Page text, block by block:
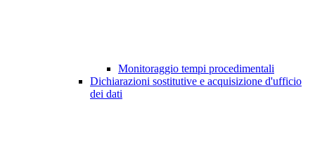
Monitoraggio tempi procedimentali
Dichiarazioni sostitutive e acquisizione d'ufficio
dei dati